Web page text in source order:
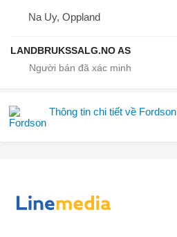
Na Uy, Oppland
LANDBRUKSSALG.NO AS
Thông tin chi tiết về Fordson